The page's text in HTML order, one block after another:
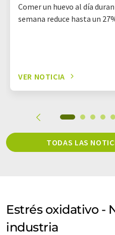
Comer un huevo al día
semana reduce hasta un
VER NOTICIA
TODAS LAS
Estrés oxidativo -
industria